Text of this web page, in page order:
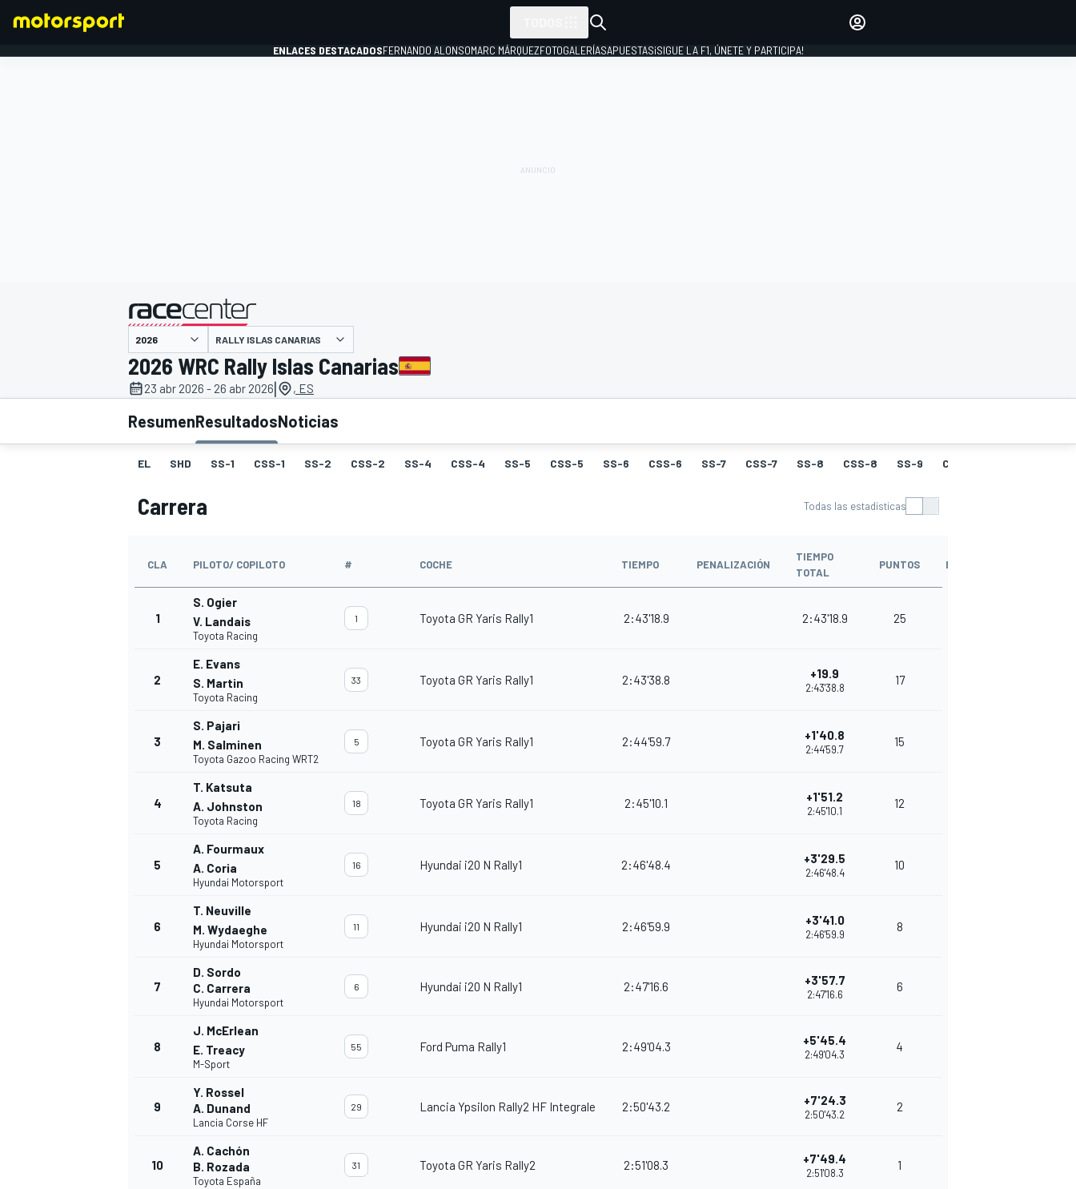
INDYCAR WRC
ENLACES DESTACADOSFERNANDO ALONSOMARC MÁRQUEZFOTOGALERÍASAPUESTAS¡SIGUE LA F1, ÚNETE Y PARTICIPA!
presentado por
RALLY ISLAS CANARIAS
2026 WRC Rally Islas Canarias
23 abr 2026 - 26 abr 2026| , ES
ResumenResultadosNoticias
EL SHD SS-1 CSS-1 SS-2 CSS-2 SS-4 CSS-4 SS-5 CSS-5 SS-6 CSS-6 SS-7 CSS-7 SS-8 CSS-8 SS-9 CSS-9
Carrera Todas las estadísticas
CLA PILOTO/ COPILOTO # COCHE TIEMPO PENALIZACIÓN
TIEMPO
TOTAL
PUNTOS BONUS
1
S. Ogier
V. Landais
Toyota Racing
1 Toyota GR Yaris Rally1 2:43'18.9 2:43'18.9 25
2
E. Evans
S. Martin
Toyota Racing
33 Toyota GR Yaris Rally1 2:43'38.8 +19.9
2:43'38.8
17
3
S. Pajari
M. Salminen
Toyota Gazoo Racing WRT2
5 Toyota GR Yaris Rally1 2:44'59.7 +1'40.8
2:44'59.7
15
4
T. Katsuta
A. Johnston
Toyota Racing
18 Toyota GR Yaris Rally1 2:45'10.1 +1'51.2
2:45'10.1
12
5
A. Fourmaux
A. Coria
Hyundai Motorsport
16 Hyundai i20 N Rally1 2:46'48.4 +3'29.5
2:46'48.4
10
6
T. Neuville
M. Wydaeghe
Hyundai Motorsport
11 Hyundai i20 N Rally1 2:46'59.9 +3'41.0
2:46'59.9
8
7
D. Sordo
C. Carrera
Hyundai Motorsport
6 Hyundai i20 N Rally1 2:47'16.6 +3'57.7
2:47'16.6
6
8
J. McErlean
E. Treacy
M-Sport
55 Ford Puma Rally1 2:49'04.3 +5'45.4
2:49'04.3
4
9
Y. Rossel
A. Dunand
Lancia Corse HF
29 Lancia Ypsilon Rally2 HF Integrale 2:50'43.2 +7'24.3
2:50'43.2
2
10
A. Cachón
B. Rozada
Toyota España
31 Toyota GR Yaris Rally2 2:51'08.3 +7'49.4
2:51'08.3
1